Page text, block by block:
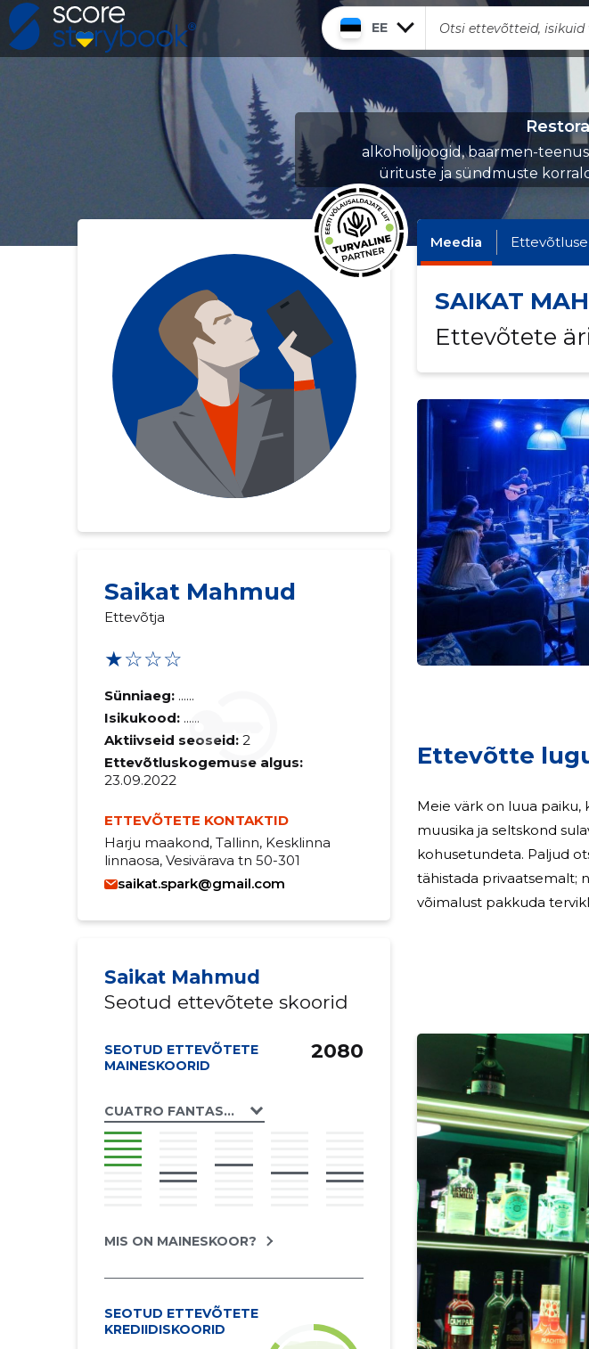
EE
alkoholijoogid, baarmen-
ürituste ja sündmuste
Saikat Mahmud
Ettevõtja
★☆☆☆
Sünniaeg: ......
Isikukood: ......
Aktiivseid seoseid: 2
Ettevõtluskogemuse algus:
23.09.2022
ETTEVÕTETE KONTAKTID
Harju maakond, Tallinn, Kesklinna
linnaosa, Vesivärava tn 50-301
saikat.spark@gmail.com
Saikat Mahmud
Seotud ettevõtete skoorid
SEOTUD ETTEVÕTETE
MAINESKOORID
CUATRO FANTASTICOS OÜ
2080
MIS ON MAINESKOOR?
SEOTUD ETTEVÕTETE
KREDIIDISKOORID
Meedia
SAIKAT
Ettevõtete
Ettevõtte
Meie värk on luua
muusika ja seltskond
kohusetundeta. Paljud otsivad samaaegselt nii sõbralikku atmosfääri, meelelahutust kui ka võimalust
tähistada privaatsemalt;
võimalust pakkuda